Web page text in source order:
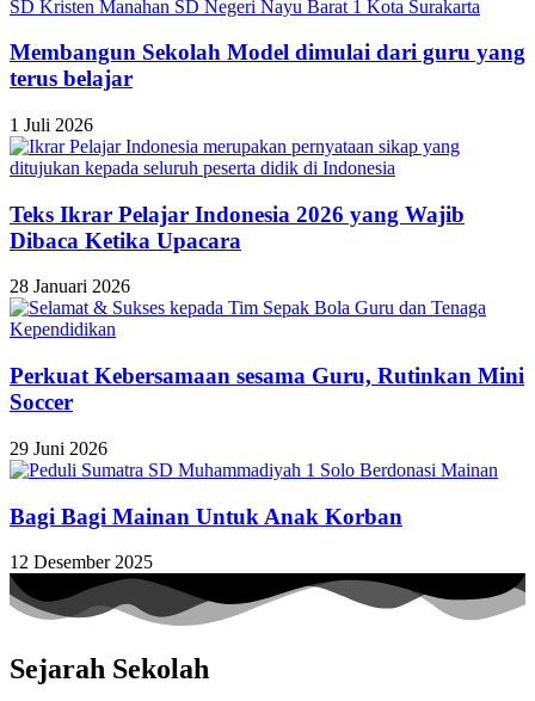
Membangun Sekolah Model dimulai dari guru yang
terus belajar
1 Juli 2026
Teks Ikrar Pelajar Indonesia 2026 yang Wajib
Dibaca Ketika Upacara
28 Januari 2026
Perkuat Kebersamaan sesama Guru, Rutinkan Mini
Soccer
29 Juni 2026
Bagi Bagi Mainan Untuk Anak Korban
12 Desember 2025
Sejarah Sekolah